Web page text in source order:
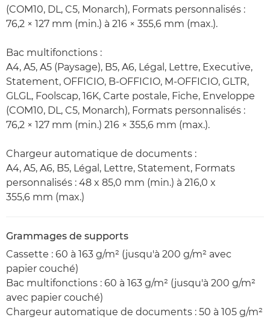
(COM10, DL, C5, Monarch), Formats personnalisés :
76,2 × 127 mm (min.) à 216 × 355,6 mm (max.).
Bac multifonctions :
A4, A5, A5 (Paysage), B5, A6, Légal, Lettre, Executive,
Statement, OFFICIO, B-OFFICIO, M-OFFICIO, GLTR,
GLGL, Foolscap, 16K, Carte postale, Fiche, Enveloppe
(COM10, DL, C5, Monarch), Formats personnalisés :
76,2 × 127 mm (min.) 216 × 355,6 mm (max.).
Chargeur automatique de documents :
A4, A5, A6, B5, Légal, Lettre, Statement, Formats
personnalisés : 48 x 85,0 mm (min.) à 216,0 x
355,6 mm (max.)
Grammages de supports
Cassette : 60 à 163 g/m² (jusqu'à 200 g/m² avec
papier couché)
Bac multifonctions : 60 à 163 g/m² (jusqu'à 200 g/m²
avec papier couché)
Chargeur automatique de documents : 50 à 105 g/m²